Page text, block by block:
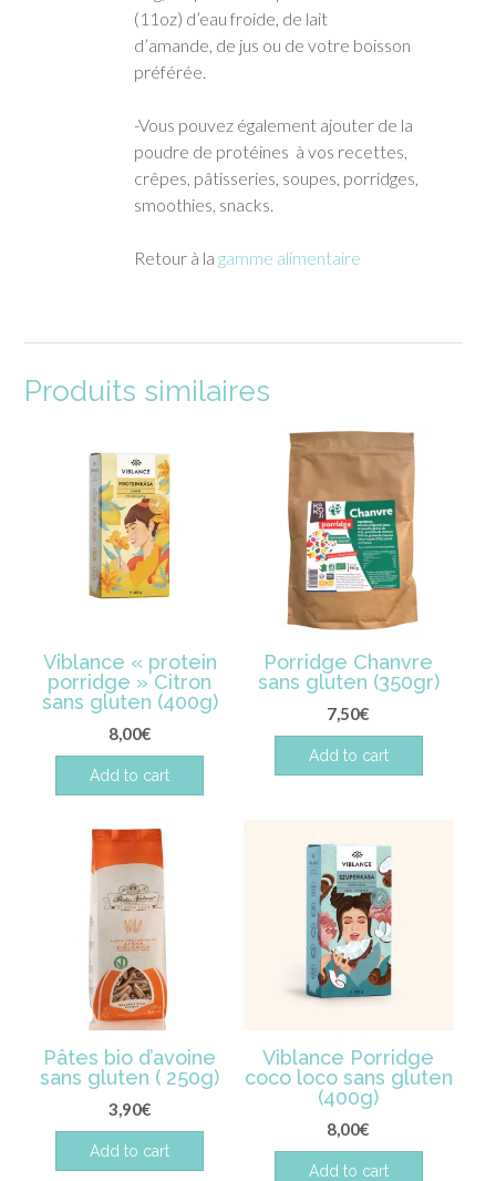
(11oz) d’eau froide, de lait
d’amande, de jus ou de votre boisson
préférée.
-Vous pouvez également ajouter de la
poudre de protéines à vos recettes,
crêpes, pâtisseries, soupes, porridges,
smoothies, snacks.
Retour à la gamme alimentaire
Produits similaires
Viblance « protein
porridge » Citron
sans gluten (400g)
8,00€
Add to cart
Porridge Chanvre
sans gluten (350gr)
7,50€
Add to cart
Pâtes bio d’avoine
sans gluten ( 250g)
3,90€
Add to cart
Viblance Porridge
coco loco sans gluten
(400g)
8,00€
Add to cart